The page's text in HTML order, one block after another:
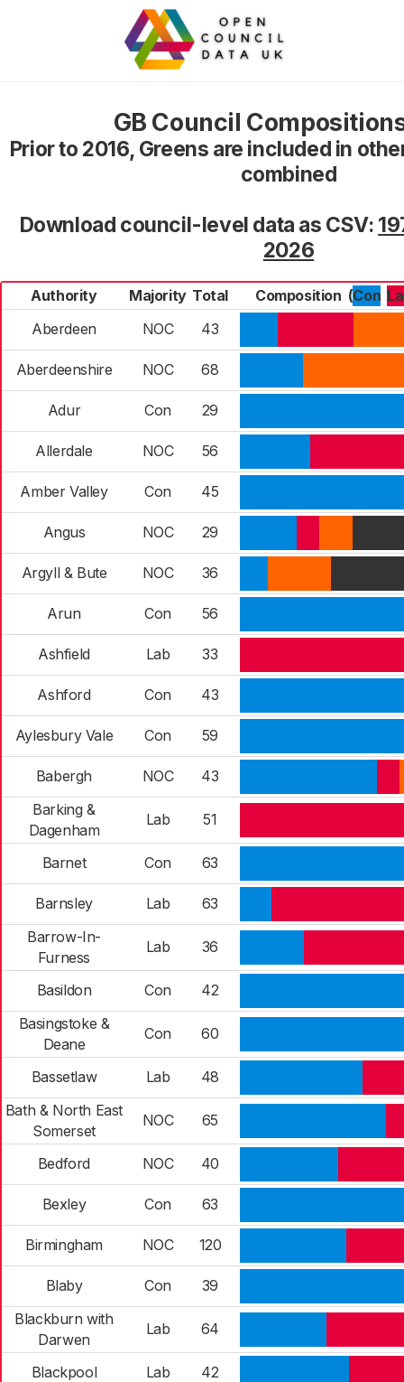
GB Council
Prior to 2016, Greens are included in
combined
Download council-level data as CSV:
2026
Authority Majority Total Composition (Con
Aberdeen
NOC 43
Aberdeenshire NOC 68
Adur Con 29
Allerdale NOC 56
Amber Valley Con 45
Angus NOC 29
Argyll & Bute NOC 36
Arun Con 56
Ashfield Lab 33
Ashford Con 43
Aylesbury Vale Con 59
Babergh NOC
43
Barking &
Dagenham
Lab 51
Barnet Con 63
Barnsley Lab
63
Barrow-In-
Furness
Lab 36
Basildon Con
42
Basingstoke &
Deane
Con 60
Bassetlaw Lab
48
Bath & North East
Somerset
NOC 65
Bedford NOC 40
Bexley Con 63
Birmingham NOC 120
Blaby Con
39
Blackburn with
Darwen
Lab 64
Blackpool Lab 42